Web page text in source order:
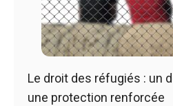
Le droit des réfugiés : un
une protection renforcée